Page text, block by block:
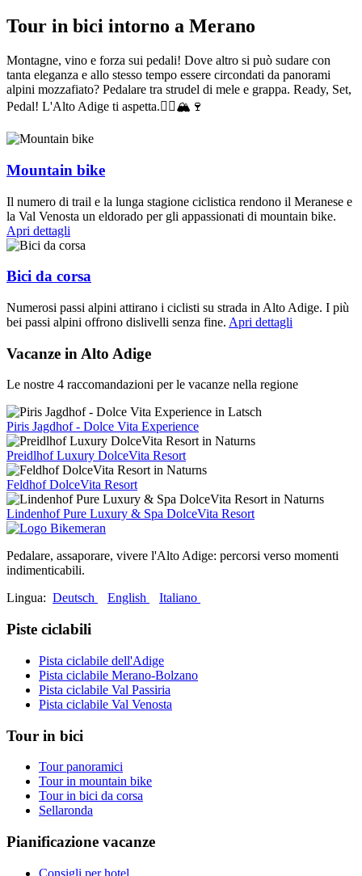
Tour in bici intorno a Merano
Montagne, vino e forza sui pedali! Dove altro si può sudare con
tanta eleganza e allo stesso tempo essere circondati da panorami
alpini mozzafiato? Pedalare tra strudel di mele e grappa. Ready, Set,
Pedal! L'Alto Adige ti aspetta.🚴‍♂️🏔🍷
Mountain bike
Il numero di trail e la lunga stagione ciclistica rendono il Meranese e
la Val Venosta un eldorado per gli appassionati di mountain bike.
Apri dettagli
Bici da corsa
Numerosi passi alpini attirano i ciclisti su strada in Alto Adige. I più
bei passi alpini offrono dislivelli senza fine. Apri dettagli
Vacanze in Alto Adige
Le nostre 4 raccomandazioni per le vacanze nella regione
Piris Jagdhof - Dolce Vita Experience
Preidlhof Luxury DolceVita Resort
Feldhof DolceVita Resort
Lindenhof Pure Luxury & Spa DolceVita Resort
Pedalare, assaporare, vivere l'Alto Adige: percorsi verso momenti
indimenticabili.
Lingua: Deutsch English Italiano
Piste ciclabili
Pista ciclabile dell'Adige
Pista ciclabile Merano-Bolzano
Pista ciclabile Val Passiria
Pista ciclabile Val Venosta
Tour in bici
Tour panoramici
Tour in mountain bike
Tour in bici da corsa
Sellaronda
Pianificazione vacanze
Consigli per hotel